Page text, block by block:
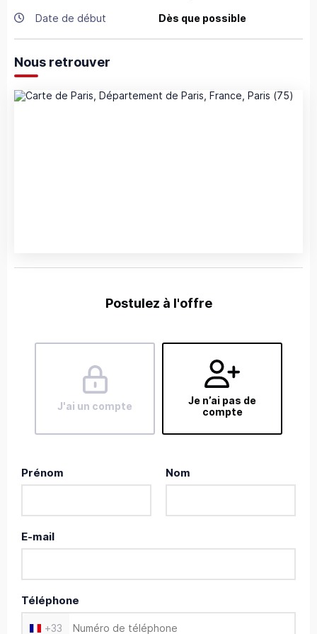
Date de début Dès que possible
Nous retrouver
Postulez à l'offre
J'ai un compte
Je n’ai pas de
compte
Prénom Nom
E-mail
Téléphone
+33